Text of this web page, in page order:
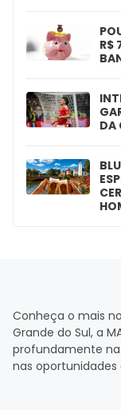
R$
DA
Conheça o mais
Grande do Sul, a
profundamente na
nas